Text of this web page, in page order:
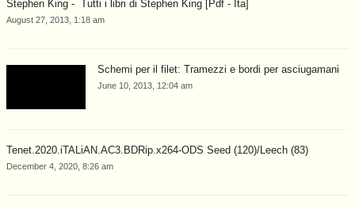
Stephen King - ­ Tutti i libri di Stephen King [Pdf - Ita]
August 27, 2013, 1:18 am
Schemi per il filet: Tramezzi e bordi per asciugamani
June 10, 2013, 12:04 am
Tenet.2020.iTALiAN.AC3.BDRip.x264-ODS Seed (120)/Leech (83)
December 4, 2020, 8:26 am